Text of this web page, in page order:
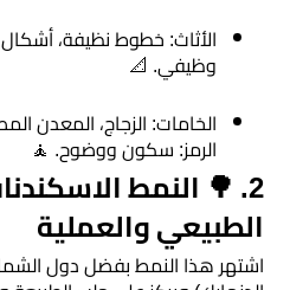
عوازل
الرياض
مقاول
ترميم
الرياض
​الأثاث: خطوط نظيفة،
وظيفي. 📐
​الخامات: الزجاج، المعدن
​الرمز: سكون ووضوح. 🧘
​2. 🌳 النمط
الطبيعي والعملية
​اشتهر هذا النمط بفضل دول